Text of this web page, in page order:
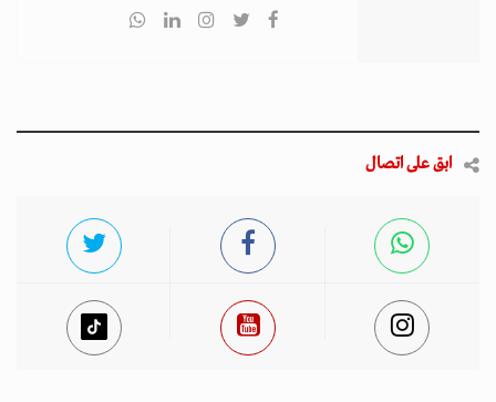
ابق على اتصال